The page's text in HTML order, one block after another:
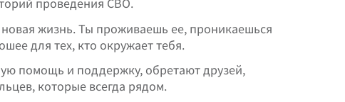
жизнь. Ты проживаешь ее, проникаешься
для тех, кто окружает тебя.
помощь и поддержку, обретают друзей,
которые всегда рядом.